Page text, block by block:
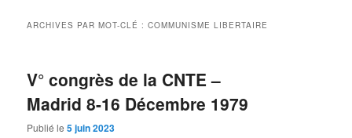
ARCHIVES PAR MOT-CLÉ :COMMUNISME LIBERTAIRE
V° congrès de la CNTE –
Madrid 8-16 Décembre 1979
Publié le5 juin 2023